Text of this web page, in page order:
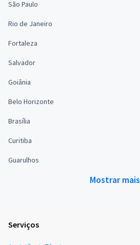
São Paulo
Rio de Janeiro
Fortaleza
Salvador
Goiânia
Belo Horizonte
Brasília
Curitiba
Guarulhos
Mostrar mais
Serviços